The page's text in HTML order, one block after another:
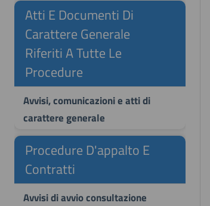
Atti E Documenti Di
Carattere Generale
Riferiti A Tutte Le
Procedure
Avvisi, comunicazioni e atti di
carattere generale
Procedure D'appalto E
Contratti
Avvisi di avvio consultazione